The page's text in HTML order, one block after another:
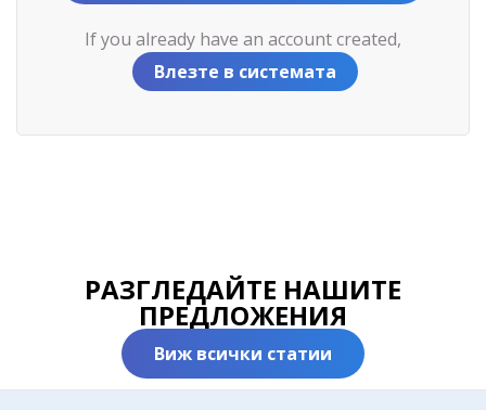
If you already have an account created,
Влезте в системата
РАЗГЛЕДАЙТЕ НАШИТЕ
ПРЕДЛОЖЕНИЯ
Виж всички статии